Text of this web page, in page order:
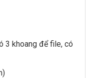
3 khoang để file, có